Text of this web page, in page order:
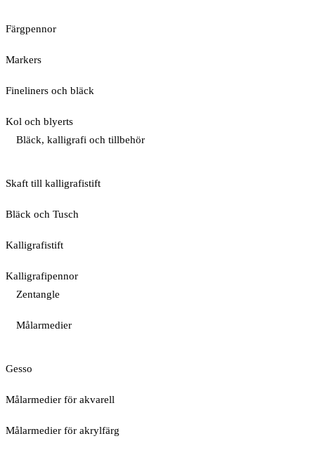
Färgpennor
Markers
Fineliners och bläck
Kol och blyerts
Bläck, kalligrafi och tillbehör
Skaft till kalligrafistift
Bläck och Tusch
Kalligrafistift
Kalligrafipennor
Zentangle
Målarmedier
Gesso
Målarmedier för akvarell
Målarmedier för akrylfärg